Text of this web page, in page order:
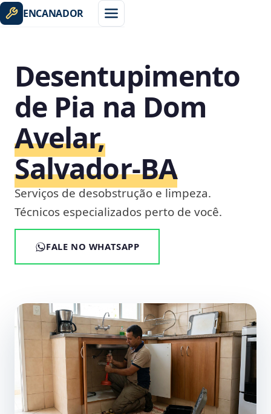
ENCANADOR
Desentupimento
de Pia na Dom
Avelar,
Salvador‑BA
Serviços de desobstrução e limpeza.
Técnicos especializados perto de você.
FALE NO WHATSAPP